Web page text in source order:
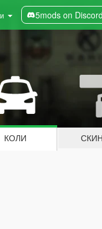
5mods on Discord
КОЛИ